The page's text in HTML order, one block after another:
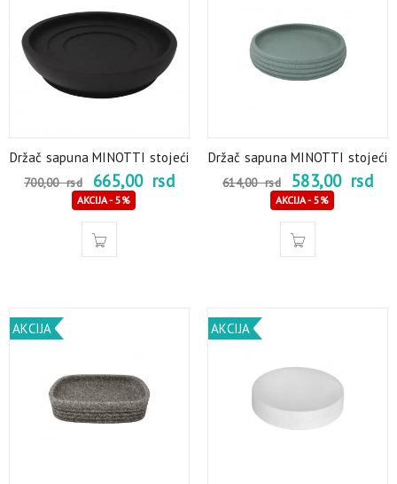
Držač sapuna MINOTTI stojeći
700,00rsd 665,00 rsd
AKCIJA - 5%
Držač sapuna MINOTTI stojeći
614,00rsd 583,00 rsd
AKCIJA - 5%
AKCIJA AKCIJA